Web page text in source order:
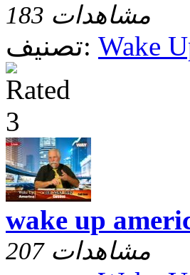
183 مشاهدات
تصنيف: Wake
wake up
207 مشاهدات